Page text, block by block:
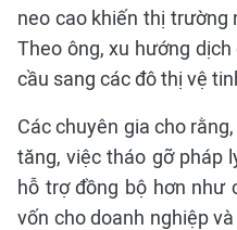
neo cao khiến thị trường
Theo ông, xu hướng
cầu sang các đô thị vệ
Các chuyên gia cho
tăng, việc tháo gỡ pháp
hỗ trợ đồng bộ hơn như
vốn cho doanh nghiệp